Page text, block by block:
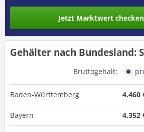
Jetzt Marktwert checken
Gehälter nach Bundesland:
Bruttogehalt:
Baden-Württemberg 4.460
Bayern 4.352